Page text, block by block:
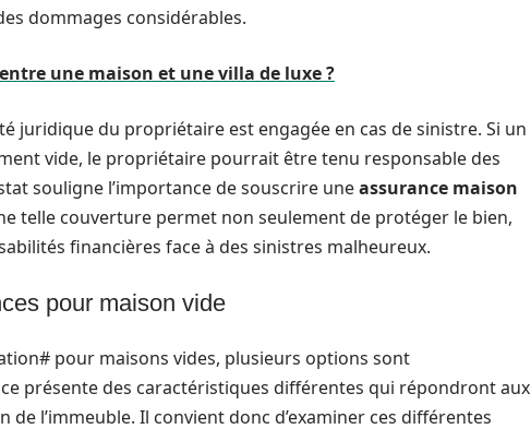
dommages considérables.
une maison et une villa de luxe ?
juridique du propriétaire est engagée en cas de sinistre. Si un
vide, le propriétaire pourrait être tenu responsable des
souligne l’importance de souscrire uneassurance maison
telle couverture permet non seulement de protéger le bien,
financières face à des sinistres malheureux.
pour maison vide
pour maisons vides, plusieurs options sont
présente des caractéristiques différentes qui répondront aux
l’immeuble. Il convient donc d’examiner ces différentes